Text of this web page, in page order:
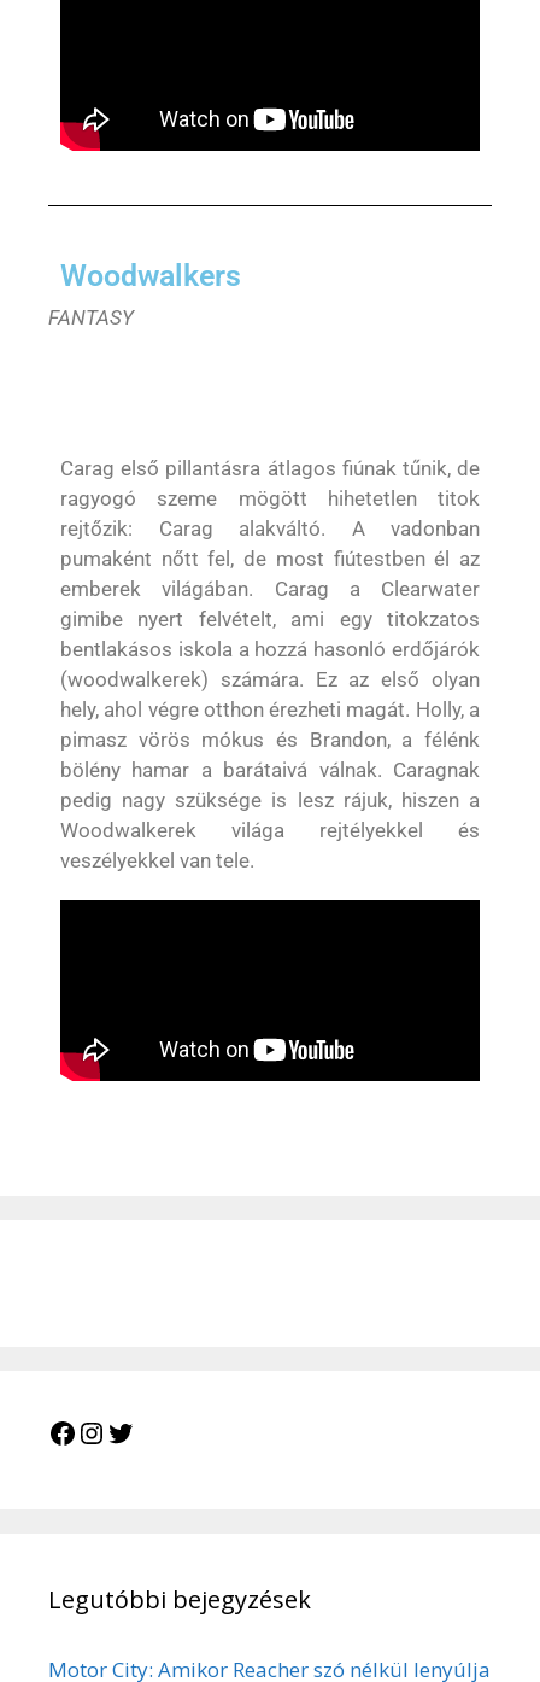
Woodwalkers
FANTASY
Carag első pillantásra átlagos fiúnak tűnik, de
ragyogó szeme mögött hihetetlen titok
rejtőzik: Carag alakváltó. A vadonban
pumaként nőtt fel, de most fiútestben él az
emberek világában. Carag a Clearwater
gimibe nyert felvételt, ami egy titokzatos
bentlakásos iskola a hozzá hasonló erdőjárók
(woodwalkerek) számára. Ez az első olyan
hely, ahol végre otthon érezheti magát. Holly, a
pimasz vörös mókus és Brandon, a félénk
bölény hamar a barátaivá válnak. Caragnak
pedig nagy szüksége is lesz rájuk, hiszen a
Woodwalkerek világa rejtélyekkel és
veszélyekkel van tele.
Legutóbbi bejegyzések
Motor City: Amikor Reacher szó nélkül lenyúlja